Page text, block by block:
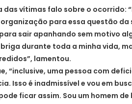
das vítimas falo sobre o ocorrido:
para essa questão da
sair apanhando sem motivo
durante toda a minha vida,
lamentou.
“inclusive, uma pessoa com
Isso é inadmissível e vou em
ficar assim. Sou um homem de